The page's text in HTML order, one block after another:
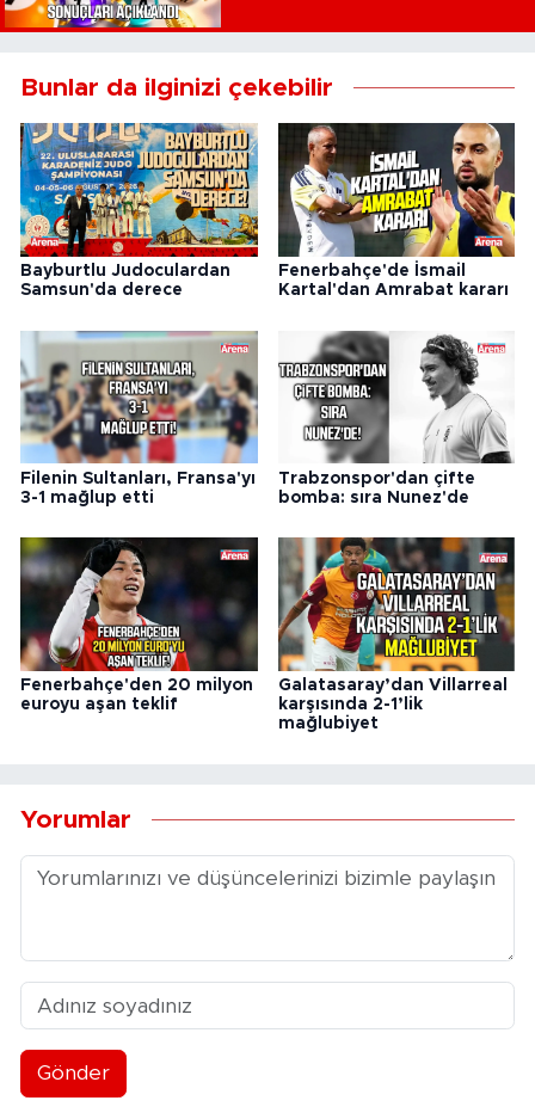
Bunlar da ilginizi çekebilir
Bayburtlu Judoculardan
Samsun'da derece
Fenerbahçe'de İsmail
Kartal'dan Amrabat kararı
Filenin Sultanları, Fransa'yı
3-1 mağlup etti
Trabzonspor'dan çifte
bomba: sıra Nunez'de
Fenerbahçe'den 20 milyon
euroyu aşan teklif
Galatasaray’dan Villarreal
karşısında 2-1’lik
mağlubiyet
Yorumlar
Gönder